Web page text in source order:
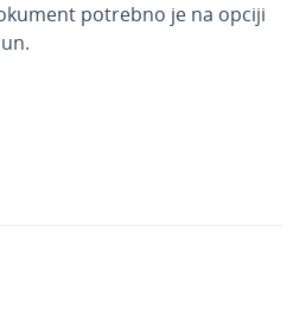
potrebno je na opciji